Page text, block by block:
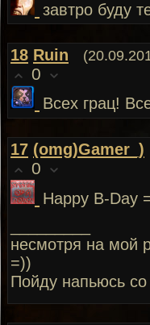
завтро буду
18 Ruin
0
Всех грац!
17 (omg)Gamer_)
0
Happy B-Day
несмотря на мой
=))
Пойду напьюсь